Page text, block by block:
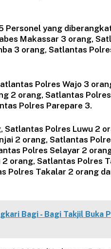
Personel yang
Makassar 3 orang,
3 orang, Satlantas
Polres Wajo 3
2 orang, Satlantas
Polres Parepare 3.
Satlantas Polres Luwu 2
2 orang, Satlantas
Polres Selayar 2
orang, Satlantas Polres
Polres Takalar 2 orang
Bagi - Bagi Takjil Buka